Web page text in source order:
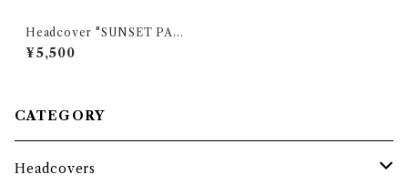
Headcover "SUNSET PAL
M" / Hybrid
¥5,500
CATEGORY
Headcovers